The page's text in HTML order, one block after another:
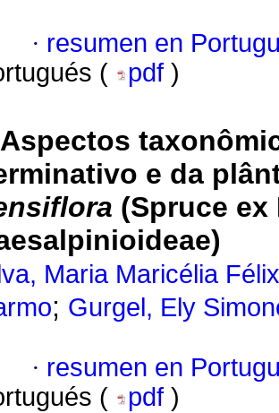
· resumen en
(
pdf )
Aspectos
e da
(Spruce ex
Maria Maricélia
; Gurgel, Ely
· resumen en
(
pdf )